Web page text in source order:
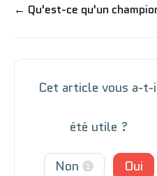
← Qu'est-ce qu'un
Cet article vous a-
été utile ?
Non 1 Oui